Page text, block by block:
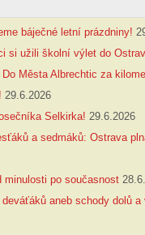
báječné letní prázdniny!
si užili školní výlet do
Města Albrechtic za
29.6.2026
Selkirka! 29.6.2026
a sedmáků: Ostrava
minulosti po současnost
aneb schody dolů a